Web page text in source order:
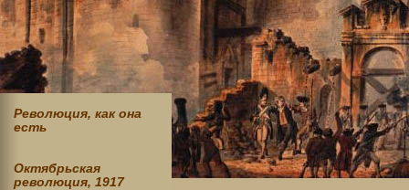
Революция, как она
есть
Октябрьская
революция, 1917